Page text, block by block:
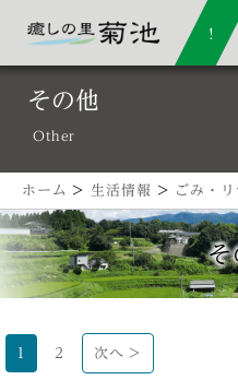
その他
Other
ホーム >生活情報 > ごみ・
そ
1 2 次へ >